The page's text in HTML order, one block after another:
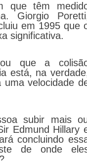
que têm
Giorgio
em 1995 que
significativa.
que a
está, na
uma velocidade
subir mais
Edmund Hillary
concluindo
de onde